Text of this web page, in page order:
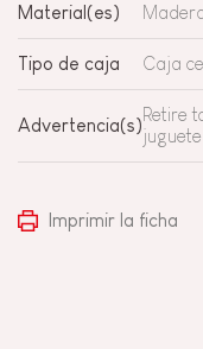
Material(es)
Tipo de caja Caja
Advertencia(s)
Retire
juguete
Imprimir la ficha